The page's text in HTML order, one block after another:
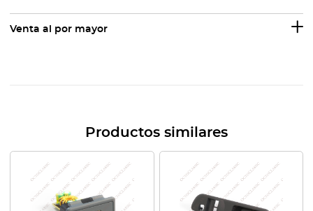
Venta al por mayor
Productos similares